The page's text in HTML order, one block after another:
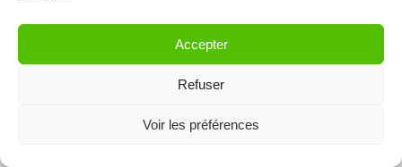
Accepter
Refuser
Voir les préférences